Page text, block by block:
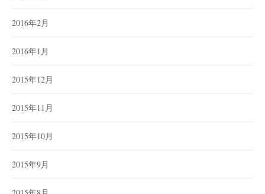
2016年2月
2016年1月
2015年12月
2015年11月
2015年10月
2015年9月